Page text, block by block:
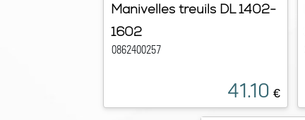
Manivelles treuils DL 1402-
1602
0862400257
41.10 €